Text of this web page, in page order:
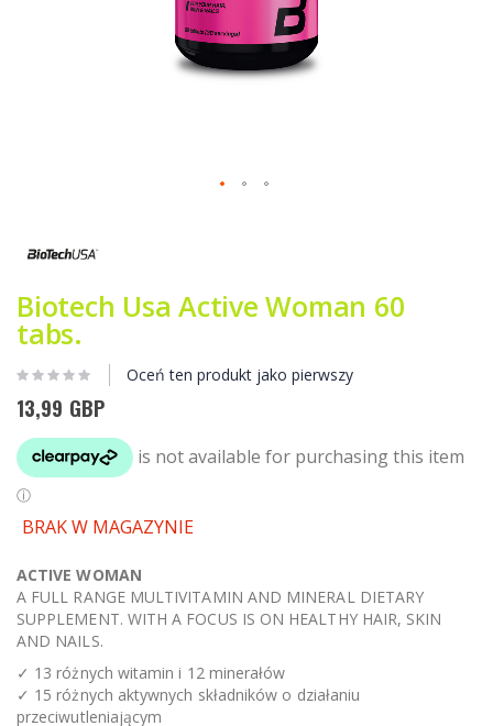
początek
Biotech Usa Active Woman 60
tabs.
Oceń ten produkt jako pierwszy
13,99 GBP
BRAK W MAGAZYNIE
ACTIVE WOMAN
A FULL RANGE MULTIVITAMIN AND MINERAL DIETARY
SUPPLEMENT. WITH A FOCUS IS ON HEALTHY HAIR, SKIN
AND NAILS.
✓ 13 różnych witamin i 12 minerałów
✓ 15 różnych aktywnych składników o działaniu
przeciwutleniającym